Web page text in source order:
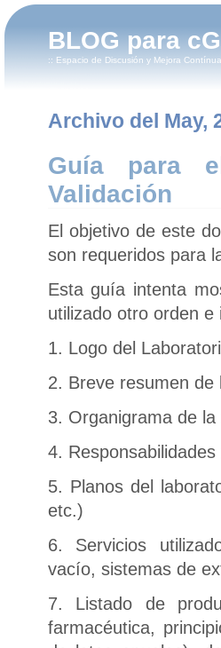
BLOG para
:: Espacio de Discusión y Mejora
Archivo del May,
Guía para
Validación
El objetivo de este
son requeridos para
Esta guía intenta
utilizado otro orden
1. Logo del
2. Breve resumen de
3. Organigrama de la
4.
5. Planos del
etc.)
6. Servicios
vacío, sistemas de
7. Listado de
farmacéutica,